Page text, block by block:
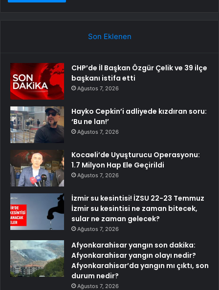
Son Eklenen
CHP’de İl Başkan Özgür Çelik ve 39 ilçe
başkanı istifa etti
Ağustos 7, 2026
Hayko Cepkin’i adliyede kızdıran soru:
‘Bu ne lan!’
Ağustos 7, 2026
Kocaeli’de Uyuşturucu Operasyonu:
1.7 Milyon Hap Ele Geçirildi
Ağustos 7, 2026
İzmir su kesintisi! İZSU 22-23 Temmuz
İzmir su kesintisi ne zaman bitecek,
sular ne zaman gelecek?
Ağustos 7, 2026
Afyonkarahisar yangın son dakika:
Afyonkarahisar yangın olayı nedir?
Afyonkarahisar’da yangın mı çıktı, son
durum nedir?
Ağustos 7, 2026